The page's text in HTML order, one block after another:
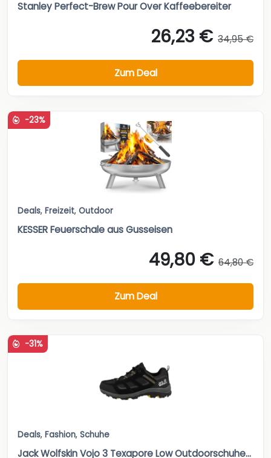
Stanley Perfect-Brew Pour Over Kaffeebereiter
26,23 € 34,95 €
Zum Deal
-23%
Deals, Freizeit, Outdoor
KESSER Feuerschale aus Gusseisen
49,80 € 64,80 €
Zum Deal
-31%
Deals, Fashion, Schuhe
Jack Wolfskin Vojo 3 Texapore Low Outdoorschuhe...